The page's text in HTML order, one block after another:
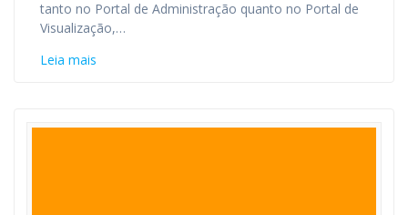
tanto no Portal de Administração quanto no Portal de
Visualização,…
Leia mais